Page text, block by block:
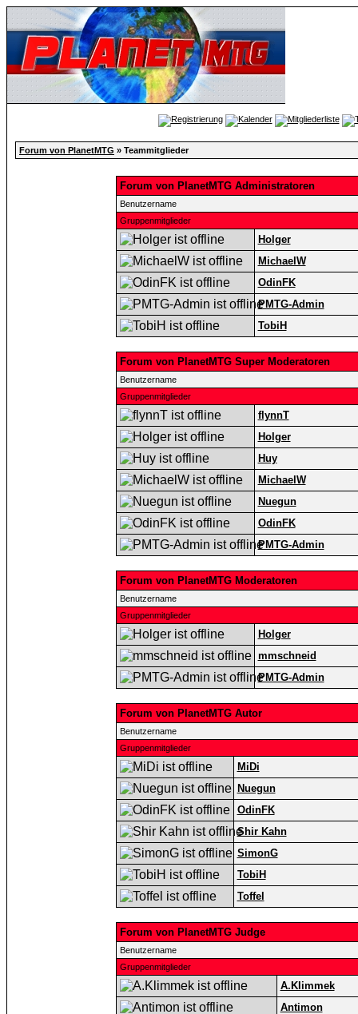
Forum von PlanetMTG » Teammitglieder
Forum von PlanetMTG Administratoren
Benutzername
Gruppenmitglieder
Holger
MichaelW
OdinFK
PMTG-Admin
TobiH
Forum von PlanetMTG Super Moderatoren
Benutzername
Gruppenmitglieder
flynnT
Holger
Huy
MichaelW
Nuegun
OdinFK
PMTG-Admin
Forum von PlanetMTG Moderatoren
Benutzername
Gruppenmitglieder
Holger
mmschneid
PMTG-Admin
Forum von PlanetMTG Autor
Benutzername
Gruppenmitglieder
MiDi
Nuegun
OdinFK
Shir Kahn
SimonG
TobiH
Toffel
Forum von PlanetMTG Judge
Benutzername
Gruppenmitglieder
A.Klimmek
Antimon